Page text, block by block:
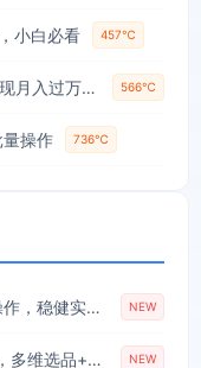
小白必看 457℃
闲鱼小众暴利赛道，靠卖虚拟资源实现月入过万，谁做谁赚钱 566℃
操作 736℃
爆款Ai项目，月化过万，无需耗费精力操作，稳健实现每月增收 NEW
2026亚马逊实战通关特训营-2026更新，多维选品+渐进式打法+AI应用，从0到1打造盈利店铺 NEW